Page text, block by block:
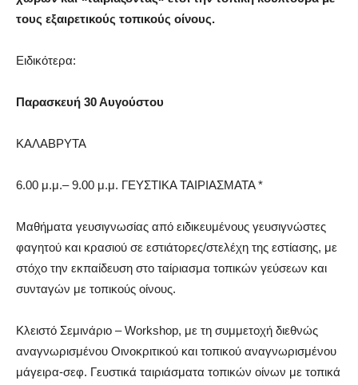
τους εξαιρετικούς τοπικούς οίνους.
Ειδικότερα:
Παρασκευή 30 Αυγούστου
ΚΑΛΑΒΡΥΤΑ
6.00 μ.μ.– 9.00 μ.μ. ΓΕΥΣΤΙΚΑ ΤΑΙΡΙΑΣΜΑΤΑ *
Μαθήματα γευσιγνωσίας από ειδικευμένους γευσιγνώστες
φαγητού και κρασιού σε εστιάτορες/στελέχη της εστίασης, με
στόχο την εκπαίδευση στο ταίριασμα τοπικών γεύσεων και
συνταγών με τοπικούς οίνους.
Κλειστό Σεμινάριο – Workshop, με τη συμμετοχή διεθνώς
αναγνωρισμένου Οινοκριτικού και τοπικού αναγνωρισμένου
μάγειρα-σεφ. Γευστικά ταιριάσματα τοπικών οίνων με τοπικά